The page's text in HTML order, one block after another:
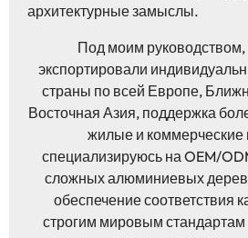
архитектурные замыслы.
Под моим
экспортировали
страны по всей Европе,
Восточная Азия, поддержка
жилые и коммерческие
специализируюсь на OEM/
сложных алюминиевых
обеспечение соответствия
строгим мировым